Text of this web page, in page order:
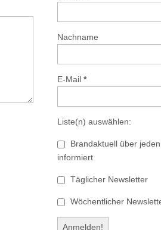
Nachname
E-Mail *
Liste(n) auswählen:
Brandaktuell über
informiert
Täglicher Newsletter
Wöchentlicher